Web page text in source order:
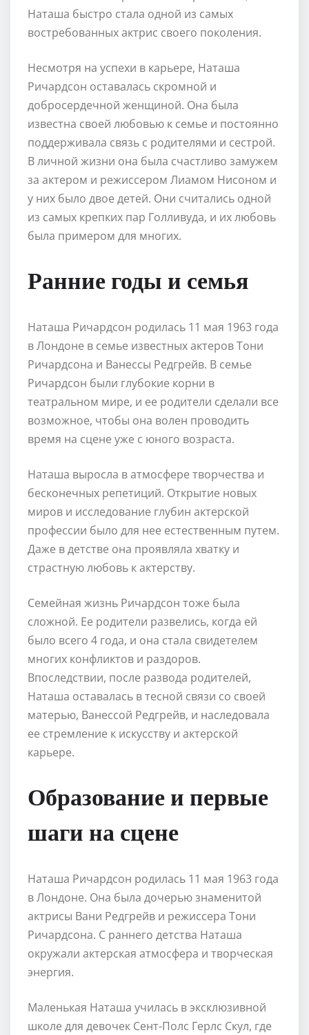
Наташа быстро стала одной из самых
востребованных актрис своего поколения.
Несмотря на успехи в карьере, Наташа
Ричардсон оставалась скромной и
добросердечной женщиной. Она была
известна своей любовью к семье и постоянно
поддерживала связь с родителями и сестрой.
В личной жизни она была счастливо замужем
за актером и режиссером Лиамом Нисоном и
у них было двое детей. Они считались одной
из самых крепких пар Голливуда, и их любовь
была примером для многих.
Ранние годы и семья
Наташа Ричардсон родилась 11 мая 1963 года
в Лондоне в семье известных актеров Тони
Ричардсона и Ванессы Редгрейв. В семье
Ричардсон были глубокие корни в
театральном мире, и ее родители сделали все
возможное, чтобы она волен проводить
время на сцене уже с юного возраста.
Наташа выросла в атмосфере творчества и
бесконечных репетиций. Открытие новых
миров и исследование глубин актерской
профессии было для нее естественным путем.
Даже в детстве она проявляла хватку и
страстную любовь к актерству.
Семейная жизнь Ричардсон тоже была
сложной. Ее родители развелись, когда ей
было всего 4 года, и она стала свидетелем
многих конфликтов и раздоров.
Впоследствии, после развода родителей,
Наташа оставалась в тесной связи со своей
матерью, Ванессой Редгрейв, и наследовала
ее стремление к искусству и актерской
карьере.
Образование и первые
шаги на сцене
Наташа Ричардсон родилась 11 мая 1963 года
в Лондоне. Она была дочерью знаменитой
актрисы Вани Редгрейв и режиссера Тони
Ричардсона. С раннего детства Наташа
окружали актерская атмосфера и творческая
энергия.
Маленькая Наташа училась в эксклюзивной
школе для девочек Сент-Полс Герлс Скул, где